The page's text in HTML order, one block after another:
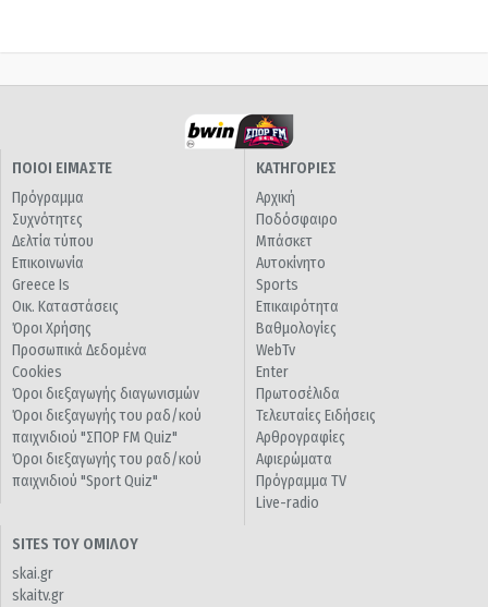
ΠΟΙΟΙ ΕΙΜΑΣΤΕ
Πρόγραμμα
Συχνότητες
Δελτία τύπου
Επικοινωνία
Greece Is
Οικ. Καταστάσεις
Όροι Χρήσης
Προσωπικά Δεδομένα
Cookies
Όροι διεξαγωγής διαγωνισμών
Όροι διεξαγωγής του ραδ/κού
παιχνιδιού "ΣΠΟΡ FM Quiz"
Όροι διεξαγωγής του ραδ/κού
παιχνιδιού "Sport Quiz"
ΚΑΤΗΓΟΡΙΕΣ
Αρχική
Ποδόσφαιρο
Μπάσκετ
Αυτοκίνητο
Sports
Επικαιρότητα
Βαθμολογίες
WebTv
Enter
Πρωτοσέλιδα
Τελευταίες Ειδήσεις
Αρθρογραφίες
Αφιερώματα
Πρόγραμμα TV
Live-radio
SITES ΤΟΥ ΟΜΙΛΟΥ
skai.gr
skaitv.gr